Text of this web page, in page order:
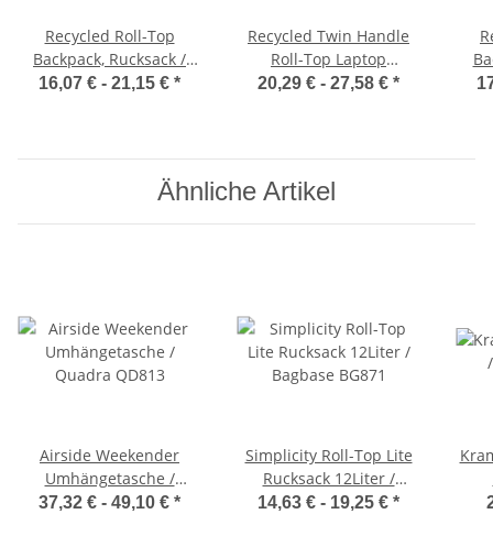
Recycled Roll-Top
Backpack, Rucksack /
Bag Base BG286
16,07 € - 21,15 € *
Recycled Twin Handle
Roll-Top Laptop
Backpack / Bag Base
20,29 € - 27,58 € *
Ähnliche Artikel
Airside Weekender
Umhängetasche /
Quadra QD813
37,32 € - 49,10 € *
Simplicity Roll-Top Lite
Rucksack 12Liter /
Bagbase BG871
14,63 € - 19,25 € *